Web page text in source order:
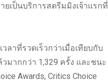
ยเป็นบริการสตรีมมิงเจ้าแรกที่
ลาที่รวดเร็วกว่าเมื่อเทียบกับ
มากกว่า 1,329 ครั้ง และชนะ
Awards, Critics Choice